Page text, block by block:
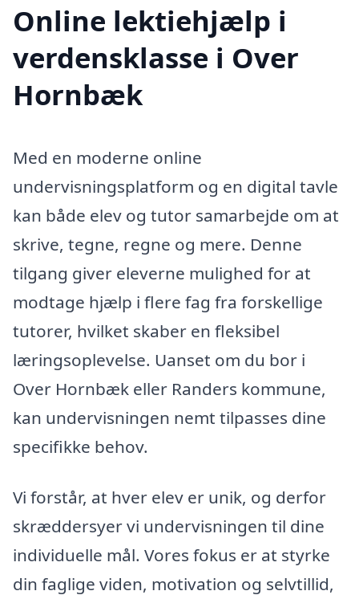
Online lektiehjælp i
verdensklasse i Over
Hornbæk
Med en moderne online
undervisningsplatform og en digital tavle
kan både elev og tutor samarbejde om at
skrive, tegne, regne og mere. Denne
tilgang giver eleverne mulighed for at
modtage hjælp i flere fag fra forskellige
tutorer, hvilket skaber en fleksibel
læringsoplevelse. Uanset om du bor i
Over Hornbæk eller Randers kommune,
kan undervisningen nemt tilpasses dine
specifikke behov.
Vi forstår, at hver elev er unik, og derfor
skræddersyer vi undervisningen til dine
individuelle mål. Vores fokus er at styrke
din faglige viden, motivation og selvtillid,